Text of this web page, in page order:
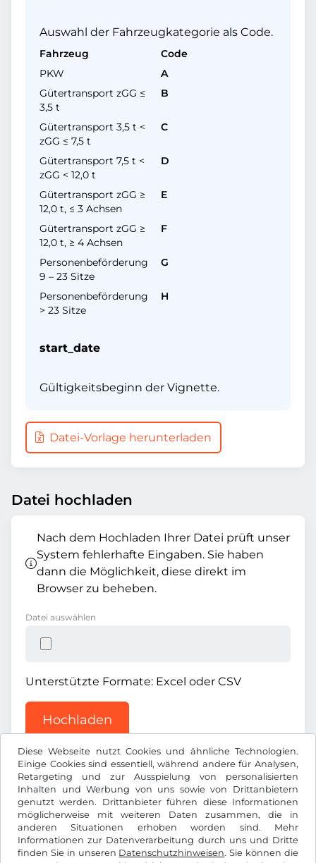
Diese Webseite nutzt Cookies und ähnliche Technologien.
Einige Cookies sind essentiell, während andere für Analysen,
Retargeting und zur Ausspielung von personalisierten
Inhalten und Werbung von uns sowie von Drittanbietern
genutzt werden. Drittanbieter führen diese Informationen
möglicherweise mit weiteren Daten zusammen, die in
anderen Situationen erhoben worden sind. Mehr
Informationen zur Datenverarbeitung durch uns und Dritte
finden Sie in unseren Datenschutzhinweisen. Sie können die
Auswahl der Fahrzeugkategorie als Code.
Fahrzeug
Code
PKW
A
Gütertransport zGG ≤
3,5 t
B
Gütertransport 3,5 t <
zGG ≤ 7,5 t
C
Gütertransport 7,5 t <
zGG < 12,0 t
D
Gütertransport zGG ≥
12,0 t, ≤ 3 Achsen
E
Gütertransport zGG ≥
12,0 t, ≥ 4 Achsen
F
Personenbeförderung
9 – 23 Sitze
G
Personenbeförderung
> 23 Sitze
H
start_date
Gültigkeitsbeginn der Vignette.
Datei-Vorlage herunterladen
Datei hochladen
Nach dem Hochladen Ihrer Datei prüft unser
System fehlerhafte Eingaben. Sie haben
dann die Möglichkeit, diese direkt im
Browser zu beheben.
Datei auswählen
Unterstützte Formate: Excel oder CSV
Hochladen
KčCZK